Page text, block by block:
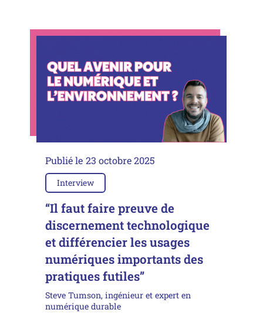
Publié le 23 octobre 2025
Interview
“Il faut faire preuve de
discernement technologique
et différencier les usages
numériques importants des
pratiques futiles”
Steve Tumson, ingénieur et expert en
numérique durable